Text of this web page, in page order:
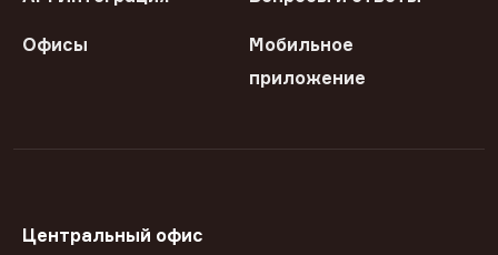
Офисы
Мобильное
приложение
Центральный офис